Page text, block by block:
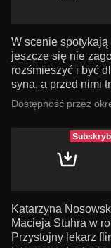
W scenie
jeszcze się nie
rozśmieszyć i być
syna, a przed nimi
Dostępność przez
Katarzyna
Macieja Stuhra w
Przystojny lekarz